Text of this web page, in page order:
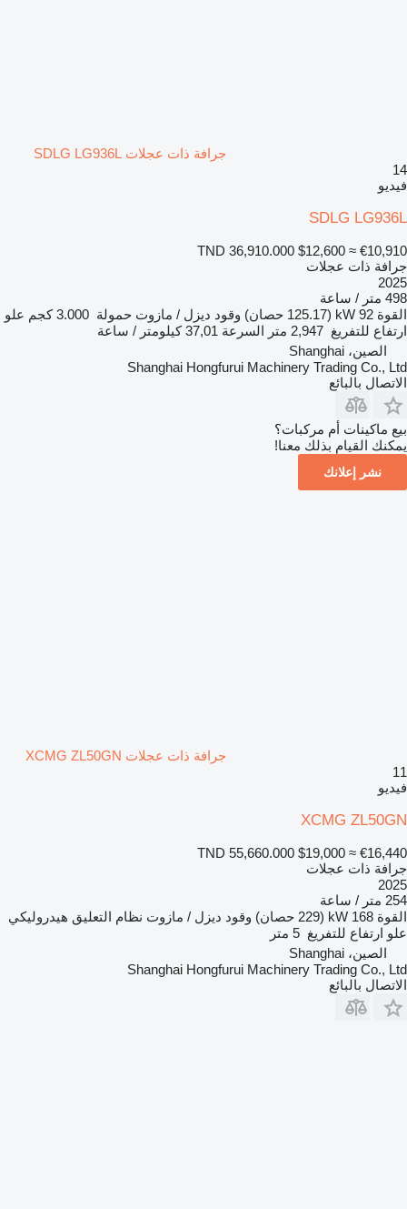
جرافة ذات عجلات SDLG LG936L
14
فيديو
SDLG LG936L
TND 36,910.000 $12,600 ≈ €10,910
جرافة ذات عجلات
2025
498 متر / ساعة
القوة 92 kW (125.17 حصان) وقود ديزل / مازوت حمولة 3.000 كجم
علو
ارتفاع للتفريغ 2,947 متر السرعة 37,01 كيلومتر / ساعة
الصين، Shanghai
Shanghai Hongfurui Machinery Trading Co., Ltd
الاتصال بالبائع
بيع ماكينات أم مركبات؟
يمكنك القيام بذلك معنا!
نشر إعلانك
جرافة ذات عجلات XCMG ZL50GN
11
فيديو
XCMG ZL50GN
TND 55,660.000 $19,000 ≈ €16,440
جرافة ذات عجلات
2025
254 متر / ساعة
القوة 168 kW (229 حصان) وقود ديزل / مازوت نظام التعليق هيدروليكي
علو ارتفاع للتفريغ 5 متر
الصين، Shanghai
Shanghai Hongfurui Machinery Trading Co., Ltd
الاتصال بالبائع